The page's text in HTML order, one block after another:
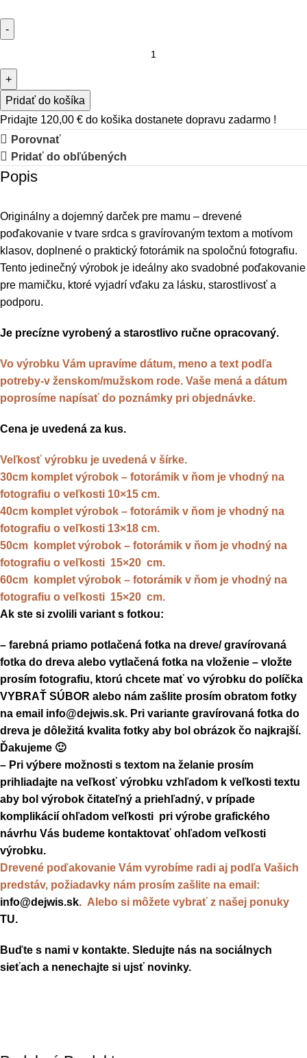
Pridať do košíka
Pridajte 120,00 € do košika dostanete dopravu zadarmo !
Porovnať
Pridať do obľúbených
Popis
Originálny a dojemný darček pre mamu – drevené
poďakovanie v tvare srdca s gravírovaným textom a motívom
klasov, doplnené o praktický fotorámik na spoločnú fotografiu.
Tento jedinečný výrobok je ideálny ako svadobné poďakovanie
pre mamičku, ktoré vyjadrí vďaku za lásku, starostlivosť a
podporu.
Je precízne vyrobený a starostlivo ručne opracovaný.
Vo výrobku Vám upravíme dátum, meno a text podľa
potreby-v ženskom/mužskom rode. Vaše mená a dátum
poprosíme napísať do poznámky pri objednávke.
Cena je uvedená za kus.
Veľkosť výrobku je uvedená v šírke.
30cm komplet výrobok – fotorámik v ňom je vhodný na
fotografiu o veľkosti 10×15 cm.
40cm komplet výrobok – fotorámik v ňom je vhodný na
fotografiu o veľkosti 13×18 cm.
50cm komplet výrobok – fotorámik v ňom je vhodný na
fotografiu o veľkosti 15×20 cm.
60cm komplet výrobok – fotorámik v ňom je vhodný na
fotografiu o veľkosti 15×20 cm.
Ak ste si zvolili variant s fotkou:
– farebná priamo potlačená fotka na dreve/ gravírovaná
fotka do dreva alebo vytlačená fotka na vloženie – vložte
prosím fotografiu, ktorú chcete mať vo výrobku do políčka
VYBRAŤ SÚBOR alebo nám zašlite prosím obratom fotky
na email info@dejwis.sk. Pri variante gravírovaná fotka do
dreva je dôležitá kvalita fotky aby bol obrázok čo najkrajší.
Ďakujeme 🙂
– Pri výbere možnosti s textom na želanie prosím
prihliadajte na veľkosť výrobku vzhľadom k veľkosti textu
aby bol výrobok čitateľný a priehľadný, v prípade
komplikácií ohľadom veľkosti pri výrobe grafického
návrhu Vás budeme kontaktovať ohľadom veľkosti
výrobku.
Drevené poďakovanie Vám vyrobíme radi aj podľa Vašich
predstáv, požiadavky nám prosím zašlite na email:
info@dejwis.sk. Alebo si môžete vybrať z našej ponuky
TU.
Buďte s nami v kontakte. Sledujte nás na sociálnych
sieťach a nenechajte si ujsť novinky.